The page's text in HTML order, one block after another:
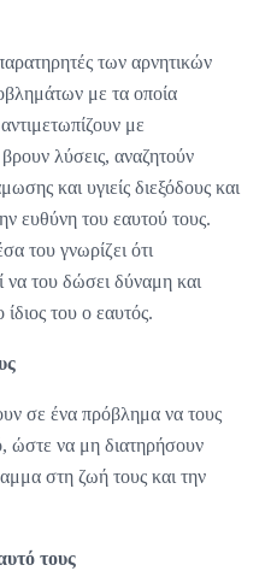
των αρνητικών
με τα οποία
με
λύσεις, αναζητούν
και υγιείς διεξόδους και
ευθύνη του εαυτού τους.
του γνωρίζει ότι
να του δώσει δύναμη και
ίδιος του ο εαυτός.
σε ένα πρόβλημα να τους
ώστε να μη διατηρήσουν
στη ζωή τους και την
τους